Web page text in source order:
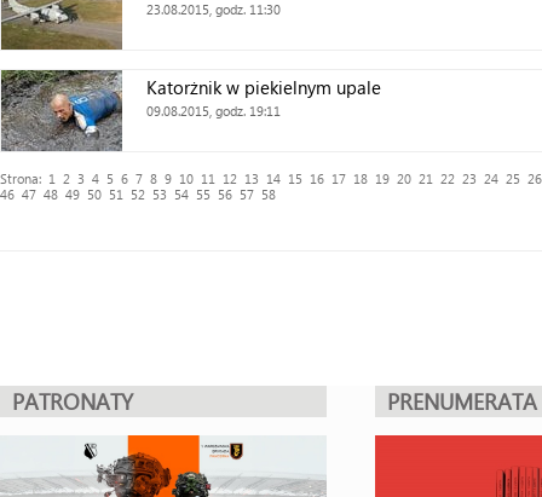
23.08.2015, godz. 11:30
Katorżnik w piekielnym upale
09.08.2015, godz. 19:11
Strona: 1 2 3 4 5 6 7 8 9 10 11 12 13 14 15 16 17 18 19 20 21 22 23 24 25
26
46 47 48 49 50 51 52 53 54 55 56 57 58
PATRONATY PRENUMERATA